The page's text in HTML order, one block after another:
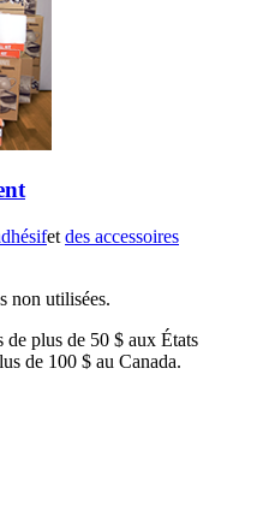
et des accessoires
non utilisées.
plus de 50 $ aux États
de 100 $ au Canada.